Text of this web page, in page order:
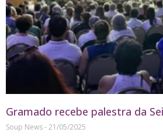
Gramado recebe palestra da
Soup News 21/05/2025